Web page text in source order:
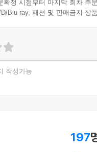
확정 시점부터 마지막 회차 주
Blu-ray, 패션 및 판매금지 상
작성가능
197